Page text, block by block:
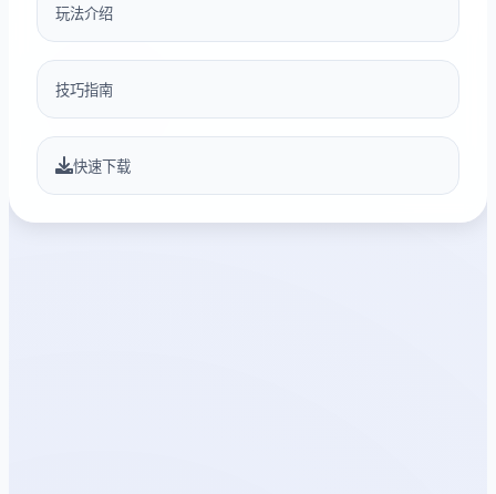
玩法介绍
技巧指南
快速下载